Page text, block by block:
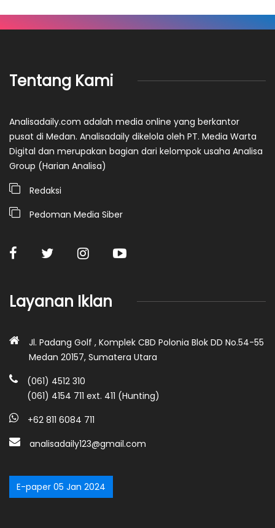
Tentang Kami
Analisadaily.com adalah media online yang berkantor
pusat di Medan. Analisadaily dikelola oleh PT. Media Warta
Digital dan merupakan bagian dari kelompok usaha Analisa
Group (Harian Analisa)
Redaksi
Pedoman Media Siber
Layanan Iklan
Jl. Padang Golf , Komplek CBD Polonia Blok DD No.54-55
Medan 20157, Sumatera Utara
(061) 4512 310
(061) 4154 711 ext. 411 (Hunting)
+62 811 6084 711
analisadaily123@gmail.com
E-paper 05 Jan 2024